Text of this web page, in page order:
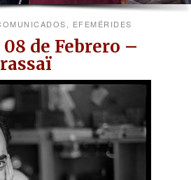
, EFEMÉRIDES
de Febrero –